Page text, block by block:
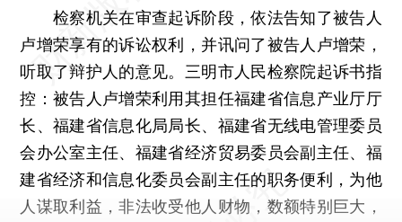
检察机关在审查起诉阶段，依法告知了被告人
卢增荣享有的诉讼权利，并讯问了被告人卢增荣，
听取了辩护人的意见。三明市人民检察院起诉书指
控：被告人卢增荣利用其担任福建省信息产业厅厅
长、福建省信息化局局长、福建省无线电管理委员
会办公室主任、福建省经济贸易委员会副主任、福
建省经济和信息化委员会副主任的职务便利，为他
人谋取利益，非法收受他人财物，数额特别巨大，